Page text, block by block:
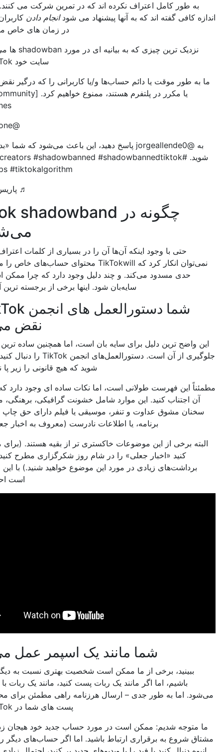
کامل اعتراف نکرده اند که در تمرین شرکت می کنند. اما آنها به
گفته اند که به آنها پیشنهاد می شودانجام دادنکاربران خاصی را
در زمان های خاص محدود کنید.
نزدیک ترین چیزی که به بیانیه ای در مورد shadowban ها می رسیم از
سایت خود TikTok است:
موقت یا دائم حساب‌ها و/یا کاربرانی را که درگیر نقض‌های شدید
یا مکرر در پلتفرم هستند، ممنوع خواهیم کرد. [of our Community
Guidelines]”
به @jorgeallende0 پاسخ دهید، این باعث می‌شود که شما «بدون سایه»
شوید. #tiktokforcreators #shadowbanned #shadowbannedtiktok
#tiktoktips #tiktokalgorithm
♬ پاریس – دیگری
چگونه در TikTok shadowband
می‌شوید؟
حتی با وجود اینکه آن‌ها آن را در بسیاری از کلمات اعتراف نمی‌کنند،
نمی‌توان انکار کرد که TikTokwill محتوای حساب‌های خاص را مسدود یا تا
مسدود می‌کند. و چند دلیل وجود دارد که چرا ممکن است کسی
سایه‌بان شود. اینها برخی از برجسته ترین آنها هستند:
شما دستورالعمل های انجمن TikTok را
نقض می کنید
ترین دلیل برای سایه بان است، اما همچنین ساده ترین دلیل برای
جلوگیری از آن است. دستورالعمل‌های انجمن TikTok را دنبال کنید و مطمئن
شوید که هیچ قانونی را زیر پا نمی‌گذارید.
فهرست طولانی است، اما نکات ساده ای وجود دارد که از ارسال
کنید. این موارد شامل خشونت گرافیکی، برهنگی، مواد مخدر،
مشوق عداوت و تنفر، موسیقی یا فیلم دارای حق چاپ از خارج از
برنامه، یا اطلاعات نادرست (معروف به اخبار جعلی) است.
برخی از این موضوعات خاکستری تر از بقیه هستند. (برای مثال سعی
کنید «اخبار جعلی» را در شام روز شکرگزاری مطرح کنید، و احتمالاً
زیادی در مورد این موضوع خواهید شنید.) با این وجود، بهتر
است احتیاط کنید.
شما مانند یک اسپمر عمل می کنید
برخی از ما ممکن است شخصیت بهتری نسبت به دیگران داشته
باشیم، اما اگر مانند یک ربات پست کنید، مانند یک ربات با شما رفتار
به طور جدی – ارسال هرزنامه راهی مطمئن برای محدود کردن
پست های شما در TikTok است.
شدیم: ممکن است در مورد حساب جدید خود هیجان زده باشید یا
به برقراری ارتباط باشید. اما اگر حساب‌های دیگر را به‌صورت